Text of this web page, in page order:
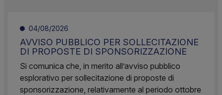
04/08/2026
AVVISO PUBBLICO PER SOLLECITAZIONE
DI PROPOSTE DI SPONSORIZZAZIONE
Si comunica che, in merito all’avviso pubblico
esplorativo per sollecitazione di proposte di
sponsorizzazione, relativamente al periodo ottobre